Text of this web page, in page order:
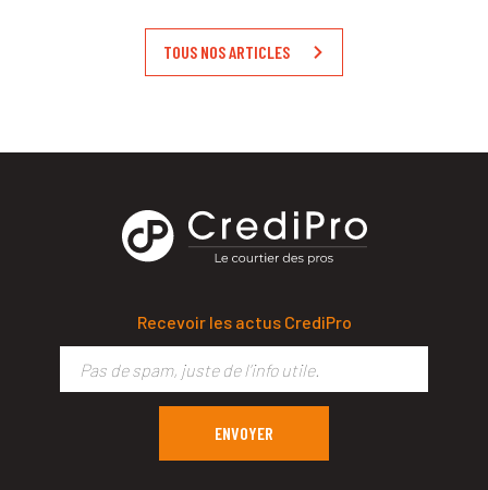
TOUS NOS ARTICLES
Recevoir les actus CrediPro